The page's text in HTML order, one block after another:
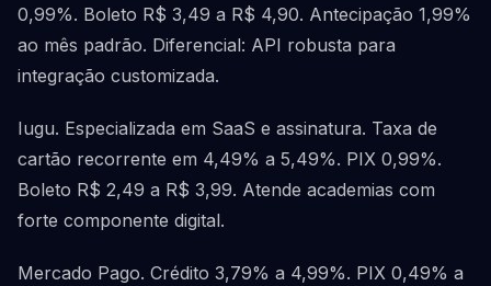
0,99%. Boleto R$ 3,49 a R$ 4,90. Antecipação 1,99%
ao mês padrão. Diferencial: API robusta para
integração customizada.
Iugu. Especializada em SaaS e assinatura. Taxa de
cartão recorrente em 4,49% a 5,49%. PIX 0,99%.
Boleto R$ 2,49 a R$ 3,99. Atende academias com
forte componente digital.
Mercado Pago. Crédito 3,79% a 4,99%. PIX 0,49% a